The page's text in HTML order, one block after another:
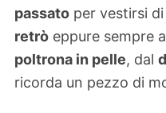
passato per vestirsi
retrò eppure sempre
poltrona in pelle, dal
ricorda un pezzo di